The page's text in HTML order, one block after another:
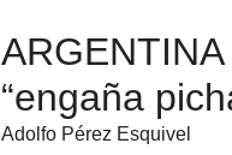
“engaña
Adolfo Pérez Esquivel